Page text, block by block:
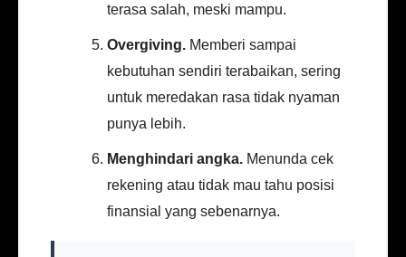
terasa salah, meski mampu.
Overgiving. Memberi sampai
kebutuhan sendiri terabaikan, sering
untuk meredakan rasa tidak nyaman
punya lebih.
Menghindari angka. Menunda cek
rekening atau tidak mau tahu posisi
finansial yang sebenarnya.